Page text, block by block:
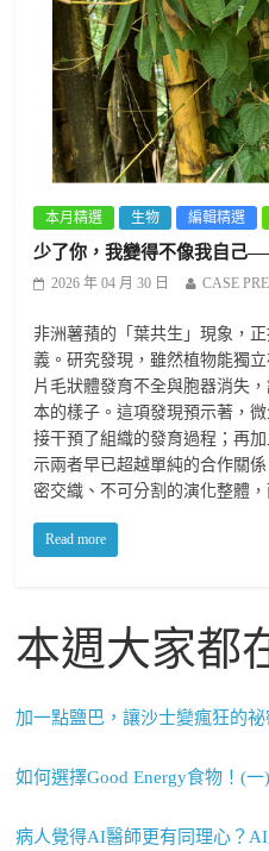
本月精選 生物 編輯精選
少了你，我變得不像我自己
2026 年 04 月 30 日 CASE
非洲薯蕷的「葉共生」現象，
義。研究發現，雖然植物能獨
片毛狀體發育不全與胞器消失
本的樣子。這項發現預示著，
接干預了組織的發育過程；再
示兩者早已超越單純的合作關
密交織、不可分割的演化整體，
Read more
本週大家都
加一點鹽巴，讓沙士變瘋狂的祕
如何選擇Good Energy食物！(一)
病人覺得AI醫師更有同理心？